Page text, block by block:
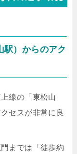
駅）からのアク
線の「東松山
セスが非常に良
までは「徒歩約